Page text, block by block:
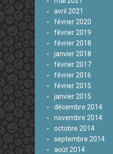
avril 2021
février 2020
février 2019
février 2018
janvier 2018
février 2017
février 2016
février 2015
janvier 2015
décembre 2014
novembre 2014
octobre 2014
septembre 2014
août 2014